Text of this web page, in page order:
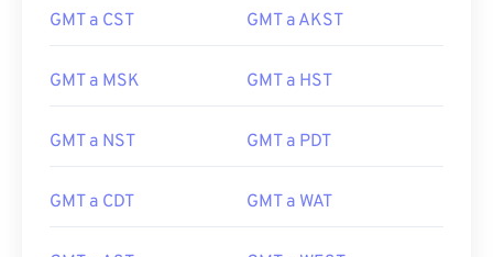
GMT a CST GMT a AKST
GMT a MSK GMT a HST
GMT a NST GMT a PDT
GMT a CDT GMT a WAT